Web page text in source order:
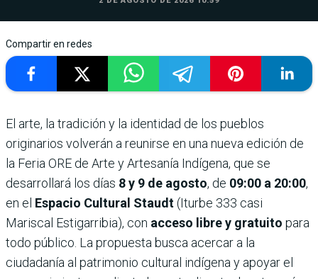
Compartir en redes
El arte, la tradición y la identidad de los pueblos
originarios volverán a reunirse en una nueva edición de
la Feria ORE de Arte y Artesanía Indígena, que se
desarrollará los días 8 y 9 de agosto, de 09:00 a 20:00,
en el Espacio Cultural Staudt(Iturbe 333 casi
Mariscal Estigarribia), con acceso libre y gratuito para
todo público. La propuesta busca acercar a la
ciudadanía al patrimonio cultural indígena y apoyar el